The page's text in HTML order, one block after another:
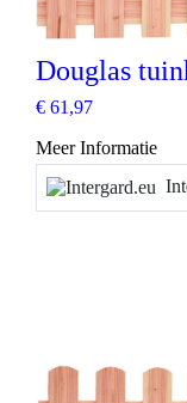
Douglas
€ 61,97
Meer Informatie